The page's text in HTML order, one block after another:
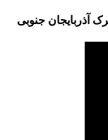
آذربایجان جنوبی